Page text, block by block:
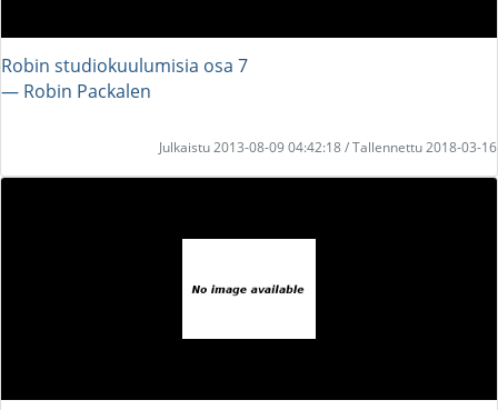
Robin studiokuulumisia osa 7
― Robin Packalen
Julkaistu 2013-08-09 04:42:18 / Tallennettu 2018-03-16